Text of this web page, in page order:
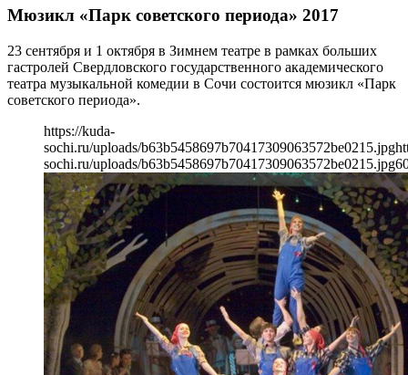
Мюзикл «Парк советского периода» 2017
23 сентября и 1 октября в Зимнем театре в рамках больших
гастролей Свердловского государственного академического
театра музыкальной комедии в Сочи состоится мюзикл «Парк
советского периода».
https://kuda-
sochi.ru/uploads/b63b5458697b70417309063572be0215.jpg
sochi.ru/uploads/b63b5458697b70417309063572be0215.jpg